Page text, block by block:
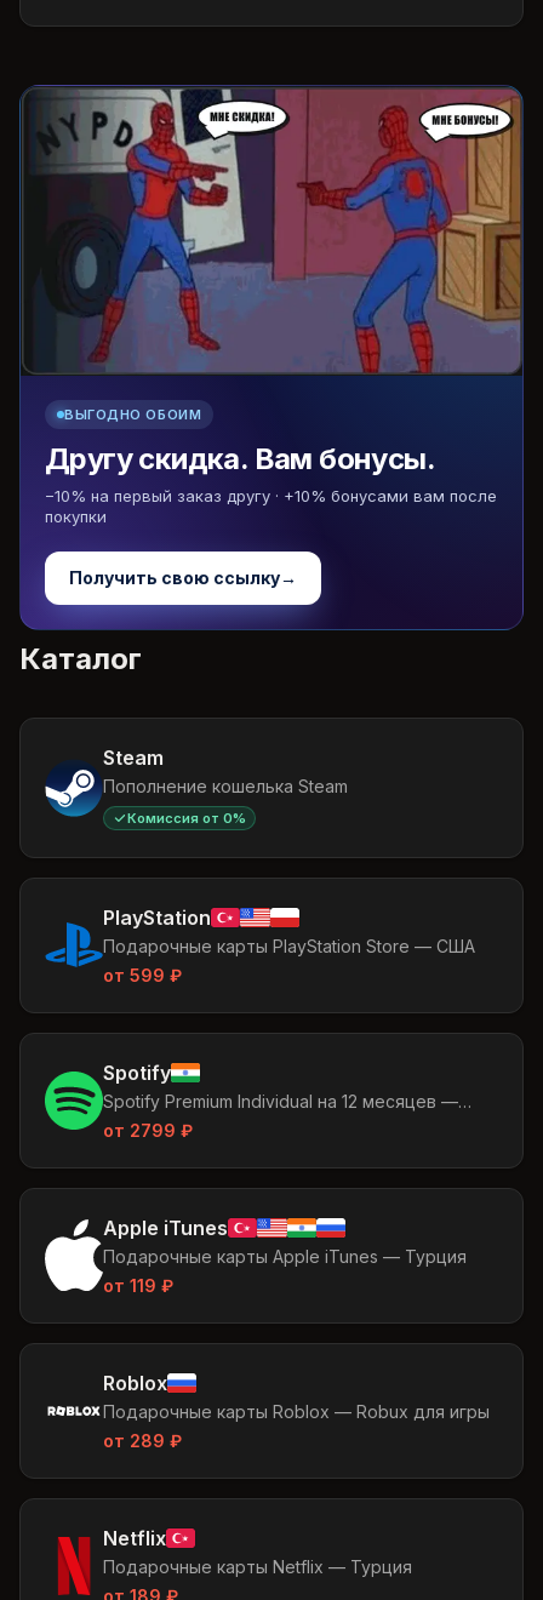
ВЫГОДНО ОБОИМ
Другу скидка. Вам бонусы.
−10% на первый заказ другу · +10% бонусами вам после
покупки
Получить свою ссылку→
Каталог
Steam
Пополнение кошелька Steam
Комиссия от 0%
PlayStation
Подарочные карты PlayStation Store — США
от 599 ₽
Spotify
Spotify Premium Individual на 12 месяцев —
подключение к вашему аккаунту по
от 2799 ₽
Apple iTunes
Подарочные карты Apple iTunes — Турция
от 119 ₽
Roblox
Подарочные карты Roblox — Robux для игры
от 289 ₽
Netflix
Подарочные карты Netflix — Турция
от 189 ₽